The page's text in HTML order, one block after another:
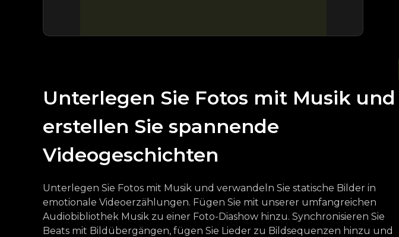
Unterlegen Sie Fotos mit Musik und
erstellen Sie spannende
Videogeschichten
Unterlegen Sie Fotos mit Musik und verwandeln Sie statische Bilder in
emotionale Videoerzählungen. Fügen Sie mit unserer umfangreichen
Audiobibliothek Musik zu einer Foto-Diashow hinzu. Synchronisieren Sie
Beats mit Bildübergängen, fügen Sie Lieder zu Bildsequenzen hinzu und